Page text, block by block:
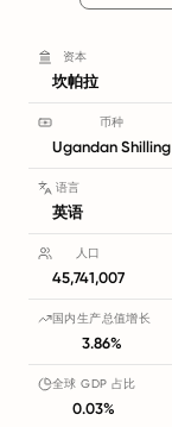
资本
坎帕拉
币种
Ugandan Shilling
语言
英语
人口
45,741,007
国内生产总值增长
3.86%
全球 GDP 占比
0.03%